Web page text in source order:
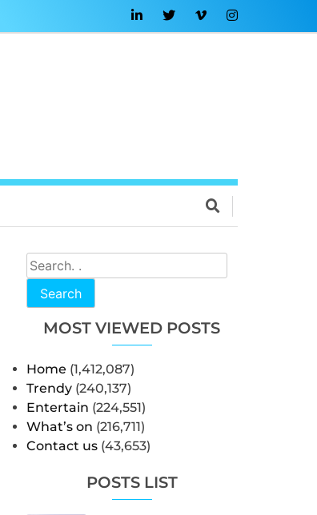
Search
MOST VIEWED POSTS
Home (1,412,087)
Trendy (240,137)
Entertain (224,551)
What’s on (216,711)
Contact us (43,653)
POSTS LIST